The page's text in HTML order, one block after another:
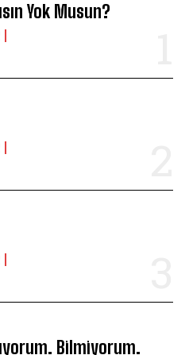
Yok Musun?
Bilmiyorum.